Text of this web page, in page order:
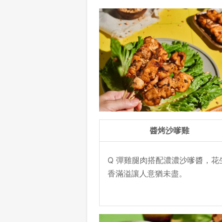
醬烤沙嗲雞
Q 彈雞腿肉搭配濃濃沙嗲醬，花
香滿溢讓人意猶未盡。